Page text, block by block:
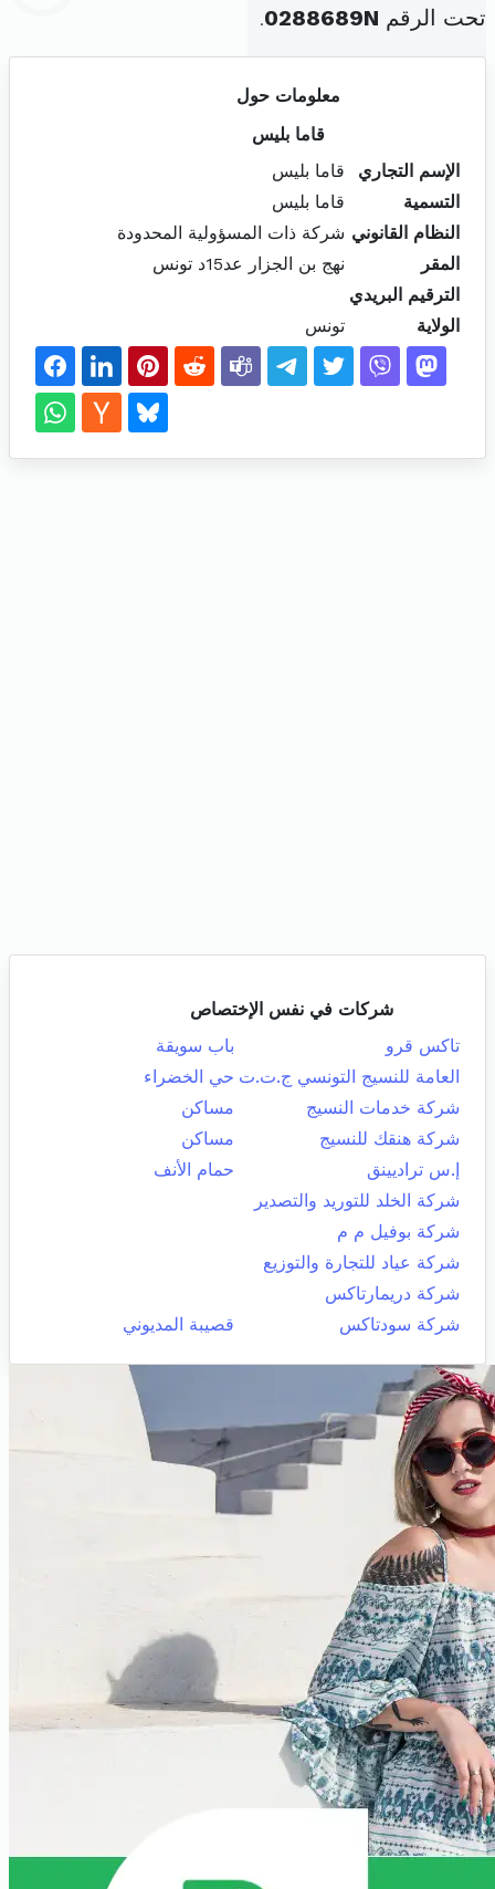
تحت الرقم 0288689N
.
معلومات حول
قاما بليس
الإسم التجاري
قاما بليس
التسمية
قاما بليس
النظام القانوني شركة ذات المسؤولية المحدودة
المقر
نهج بن الجزار عد15د تونس
الترقيم البريدي
الولاية
تونس
شركات في نفس الإختصاص
تاكس قرو
باب سويقة
العامة للنسيج التونسي ج.ت.ت حي الخضراء
شركة خدمات النسيج
مساكن
شركة هنقك للنسيج
مساكن
إ.س تراديينق
حمام الأنف
شركة الخلد للتوريد والتصدير
شركة بوفيل م م
شركة عياد للتجارة والتوزيع
شركة دريمارتاكس
شركة سودتاكس
قصيبة المديوني